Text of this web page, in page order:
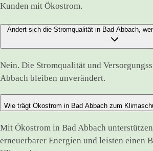
Kunden mit Ökostrom.
Ändert sich die Stromqualität in Bad Abbach,
Nein. Die Stromqualität und
Abbach bleiben unverändert.
Wie trägt Ökostrom in Bad Abbach zum
Mit Ökostrom in Bad Abbach
erneuerbarer Energien und leisten einen